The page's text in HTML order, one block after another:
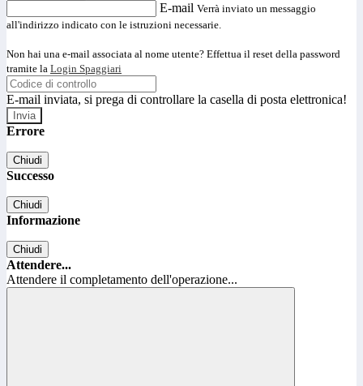
E-mail Verrà inviato un messaggio
all'indirizzo indicato con le istruzioni necessarie.
Non hai una e-mail associata al nome utente? Effettua il reset della password
tramite la Login Spaggiari
E-mail inviata, si prega di controllare la casella di posta elettronica!
Errore
Chiudi
Successo
Chiudi
Informazione
Chiudi
Attendere...
Attendere il completamento dell'operazione...